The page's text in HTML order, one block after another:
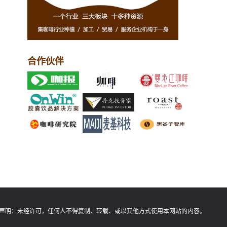
合作伙伴
明： 未经许可，任何人不得复制、转载、或以其他方式使用本网站的内容。